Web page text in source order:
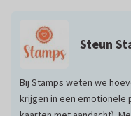
Steun
Bij Stamps weten we
krijgen in een emotionele